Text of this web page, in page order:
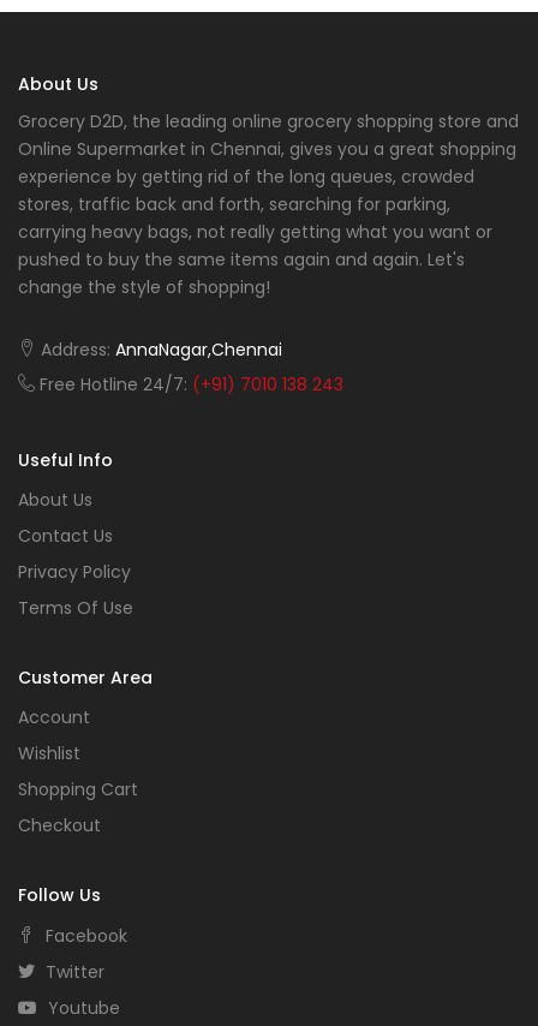
About Us
Grocery D2D, the leading online grocery shopping store and
Online Supermarket in Chennai, gives you a great shopping
experience by getting rid of the long queues, crowded
stores, traffic back and forth, searching for parking,
carrying heavy bags, not really getting what you want or
pushed to buy the same items again and again. Let's
change the style of shopping!
Address: AnnaNagar,Chennai
Free Hotline 24/7: (+91) 7010 138 243
Useful Info
About Us
Contact Us
Privacy Policy
Terms Of Use
Customer Area
Account
Wishlist
Shopping Cart
Checkout
Follow Us
Facebook
Twitter
Youtube